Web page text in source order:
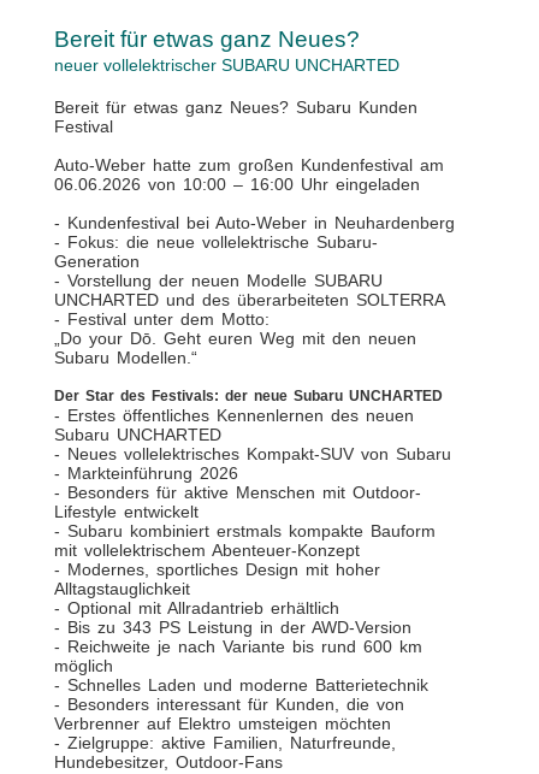
Bereit für etwas ganz Neues?
neuer vollelektrischer SUBARU UNCHARTED
Bereit für etwas ganz Neues? Subaru Kunden
Festival
Auto-Weber hatte zum großen Kundenfestival am
06.06.2026 von 10:00 – 16:00 Uhr eingeladen
- Kundenfestival bei Auto-Weber in Neuhardenberg
- Fokus: die neue vollelektrische Subaru-
Generation
- Vorstellung der neuen Modelle SUBARU
UNCHARTED und des überarbeiteten SOLTERRA
- Festival unter dem Motto:
„Do your Dō. Geht euren Weg mit den neuen
Subaru Modellen.“
Der Star des Festivals: der neue Subaru UNCHARTED
- Erstes öffentliches Kennenlernen des neuen
Subaru UNCHARTED
- Neues vollelektrisches Kompakt-SUV von Subaru
- Markteinführung 2026
- Besonders für aktive Menschen mit Outdoor-
Lifestyle entwickelt
- Subaru kombiniert erstmals kompakte Bauform
mit vollelektrischem Abenteuer-Konzept
- Modernes, sportliches Design mit hoher
Alltagstauglichkeit
- Optional mit Allradantrieb erhältlich
- Bis zu 343 PS Leistung in der AWD-Version
- Reichweite je nach Variante bis rund 600 km
möglich
- Schnelles Laden und moderne Batterietechnik
- Besonders interessant für Kunden, die von
Verbrenner auf Elektro umsteigen möchten
- Zielgruppe: aktive Familien, Naturfreunde,
Hundebesitzer, Outdoor-Fans